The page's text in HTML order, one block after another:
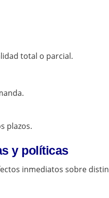
total o parcial.
plazos.
y políticas
inmediatos sobre